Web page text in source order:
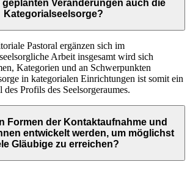
geplanten Veränderungen auch die
Kategorialseelsorge?
Pastoral ergänzen sich im
Arbeit insgesamt wird sich
Kategorien und an Schwerpunkten
in kategorialen Einrichtungen ist somit ein
Profils des Seelsorgeraumes.
Formen der Kontaktaufnahme und
entwickelt werden, um möglichst
Gläubige zu erreichen?